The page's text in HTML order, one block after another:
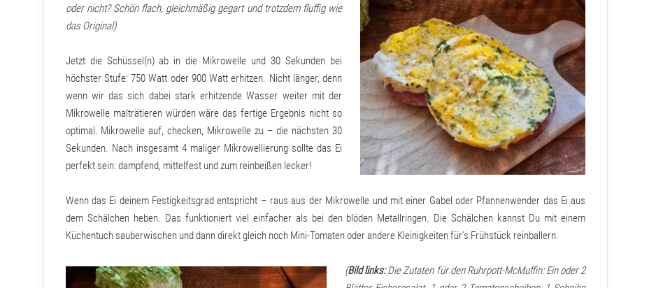
oder nicht? Schön flach, gleichmäßig gegart und trotzdem fluffig wie
das Original)
Jetzt die Schüssel(n) ab in die Mikrowelle und 30 Sekunden bei
höchster Stufe: 750 Watt oder 900 Watt erhitzen. Nicht länger, denn
wenn wir das sich dabei stark erhitzende Wasser weiter mit der
Mikrowelle malträtieren würden wäre das fertige Ergebnis nicht so
optimal. Mikrowelle auf, checken, Mikrowelle zu – die nächsten 30
Sekunden. Nach insgesamt 4 maliger Mikrowellierung sollte das Ei
perfekt sein: dampfend, mittelfest und zum reinbeißen lecker!
Wenn das Ei deinem Festigkeitsgrad entspricht – raus aus der Mikrowelle und mit einer Gabel oder Pfannenwender das Ei aus
dem Schälchen heben. Das funktioniert viel einfacher als bei den blöden Metallringen. Die Schälchen kannst Du mit einem
Küchentuch sauberwischen und dann direkt gleich noch Mini-Tomaten oder andere Kleinigkeiten für’s Frühstück reinballern.
(Bild links:Die Zutaten für den Ruhrpott-McMuffin: Ein oder 2